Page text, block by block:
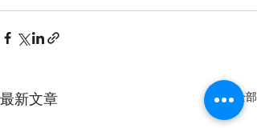
最新文章 查看全部